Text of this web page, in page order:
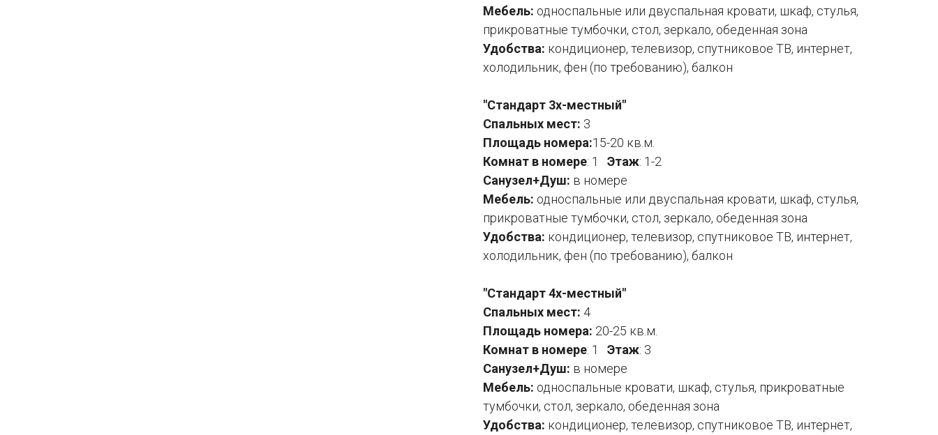
Мебель: односпальные или двуспальная кровати, шкаф, стулья,
прикроватные тумбочки, стол, зеркало, обеденная зона
Удобства: кондиционер, телевизор, спутниковое ТВ, интернет,
холодильник, фен (по требованию), балкон
"Стандарт 3х-местный"
Спальных мест: 3
Площадь номера:15-20 кв.м.
Комнат в номере: 1 Этаж: 1-2
Санузел+Душ: в номере
Мебель: односпальные или двуспальная кровати, шкаф, стулья,
прикроватные тумбочки, стол, зеркало, обеденная зона
Удобства: кондиционер, телевизор, спутниковое ТВ, интернет,
холодильник, фен (по требованию), балкон
"Стандарт 4х-местный"
Спальных мест: 4
Площадь номера: 20-25 кв.м.
Комнат в номере: 1 Этаж: 3
Санузел+Душ: в номере
Мебель: односпальные кровати, шкаф, стулья, прикроватные
тумбочки, стол, зеркало, обеденная зона
Удобства: кондиционер, телевизор, спутниковое ТВ, интернет,